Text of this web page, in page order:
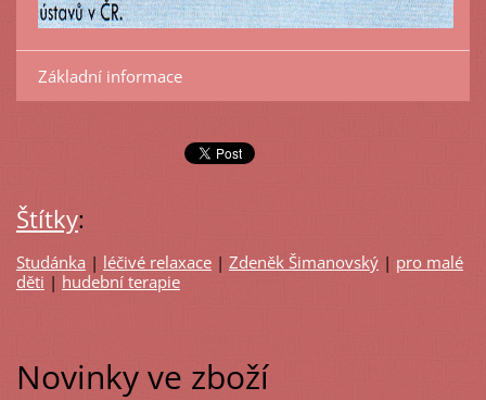
Základní informace
Štítky:
Studánka | léčivé relaxace | Zdeněk Šimanovský | pro malé
děti | hudební terapie
Novinky ve zboží